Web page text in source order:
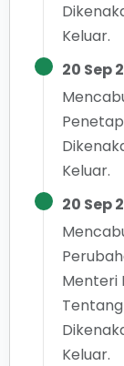
Keluar.
20 Sep
Keluar.
20 Sep
Menteri
Keluar.